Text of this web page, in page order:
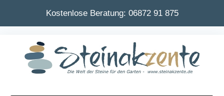
Kostenlose Beratung: 06872 91 875